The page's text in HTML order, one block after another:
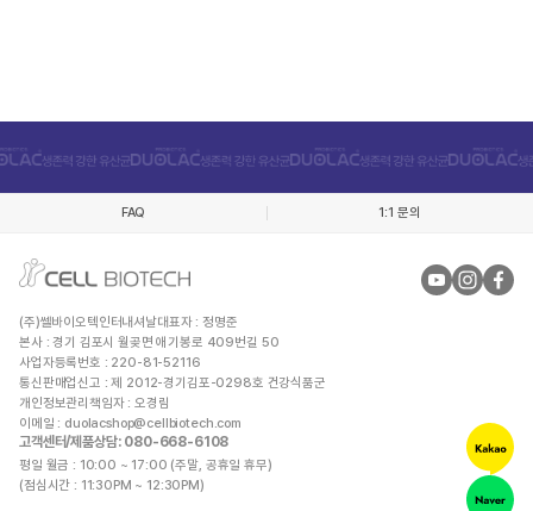
FAQ 1:1 문의
(주)쎌바이오텍인터내셔날대표자 : 정명준
본사 : 경기 김포시 월곶면 애기봉로 409번길 50
사업자등록번호 : 220-81-52116
통신판매업신고 : 제 2012-경기김포-0298호 건강식품군
개인정보관리책임자 : 오경림
이메일 : duolacshop@cellbiotech.com
고객센터/제품상담: 080-668-6108
평일 월금 : 10:00 ~ 17:00 (주말, 공휴일 휴무)
(점심시간 : 11:30PM ~ 12:30PM)